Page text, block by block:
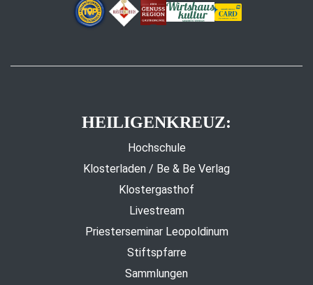
HEILIGENKREUZ:
Hochschule
Klosterladen / Be & Be Verlag
Klostergasthof
Livestream
Priesterseminar Leopoldinum
Stiftspfarre
Sammlungen